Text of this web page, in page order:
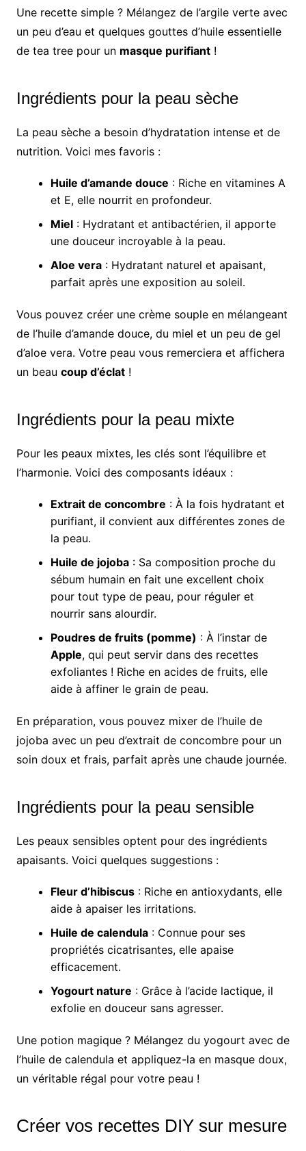
Une recette simple ? Mélangez de l’argile verte avec
un peu d’eau et quelques gouttes d’huile essentielle
de tea tree pour un masque purifiant!
Ingrédients pour la peau sèche
La peau sèche a besoin d’hydratation intense et de
nutrition. Voici mes favoris :
Huile d’amande douce : Riche en vitamines A
et E, elle nourrit en profondeur.
Miel: Hydratant et antibactérien, il apporte
une douceur incroyable à la peau.
Aloe vera: Hydratant naturel et apaisant,
parfait après une exposition au soleil.
Vous pouvez créer une crème souple en mélangeant
de l’huile d’amande douce, du miel et un peu de gel
d’aloe vera. Votre peau vous remerciera et affichera
un beau coup d’éclat!
Ingrédients pour la peau mixte
Pour les peaux mixtes, les clés sont l’équilibre et
l’harmonie. Voici des composants idéaux :
Extrait de concombre : À la fois hydratant et
purifiant, il convient aux différentes zones de
la peau.
Huile de jojoba: Sa composition proche du
sébum humain en fait une excellent choix
pour tout type de peau, pour réguler et
nourrir sans alourdir.
Poudres de fruits (pomme) : À l’instar de
Apple, qui peut servir dans des recettes
exfoliantes ! Riche en acides de fruits, elle
aide à affiner le grain de peau.
En préparation, vous pouvez mixer de l’huile de
jojoba avec un peu d’extrait de concombre pour un
soin doux et frais, parfait après une chaude journée.
Ingrédients pour la peau sensible
Les peaux sensibles optent pour des ingrédients
apaisants. Voici quelques suggestions :
Fleur d’hibiscus: Riche en antioxydants, elle
aide à apaiser les irritations.
Huile de calendula: Connue pour ses
propriétés cicatrisantes, elle apaise
efficacement.
Yogourt nature : Grâce à l’acide lactique, il
exfolie en douceur sans agresser.
Une potion magique ? Mélangez du yogourt avec de
l’huile de calendula et appliquez-la en masque doux,
un véritable régal pour votre peau !
Créer vos recettes DIY sur mesure